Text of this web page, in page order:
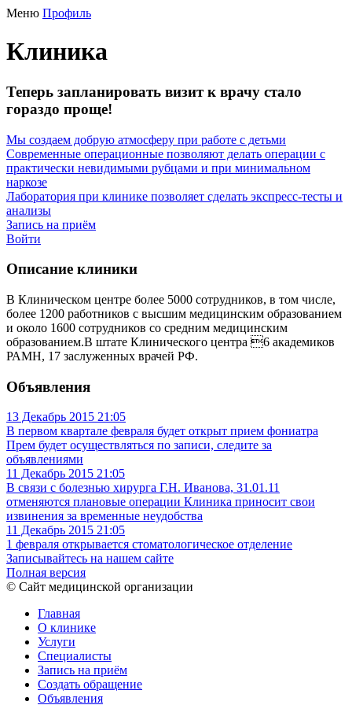
Меню Профиль
Клиника
Теперь запланировать визит к врачу стало
гораздо проще!
Мы создаем добрую атмосферу при работе с детьми
Современные операционные позволяют делать операции с
практически невидимыми рубцами и при минимальном
наркозе
Лаборатория при клинике позволяет сделать экспресс-тесты и
анализы
Запись на приём
Войти
Описание клиники
В Клиническом центре более 5000 сотрудников, в том числе,
более 1200 работников с высшим медицинским образованием
и около 1600 сотрудников со средним медицинским
образованием.В штате Клинического центра 6 академиков
РАМН, 17 заслуженных врачей РФ.
Объявления
13 Декабрь 2015 21:05
В первом квартале февраля будет открыт прием фониатра
Прем будет осуществляться по записи, следите за
объявлениями
11 Декабрь 2015 21:05
В связи с болезнью хирурга Г.Н. Иванова, 31.01.11
отменяются плановые операции Клиника приносит свои
извинения за временные неудобства
11 Декабрь 2015 21:05
1 февраля открывается стоматологическое отделение
Записывайтесь на нашем сайте
Полная версия
© Сайт медицинской организации
Главная
О клинике
Услуги
Специалисты
Запись на приём
Создать обращение
Объявления